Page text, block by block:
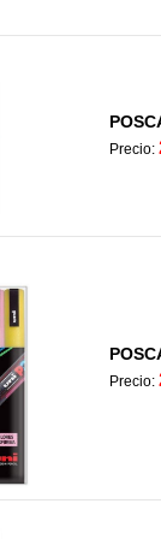
Precio:
Precio: